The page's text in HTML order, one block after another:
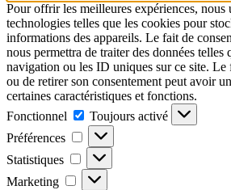
Pour offrir les meilleures expériences, nous
technologies telles que les cookies pour
informations des appareils. Le fait de
nous permettra de traiter des données telles
navigation ou les ID uniques sur ce site. Le
ou de retirer son consentement peut avoir
certaines caractéristiques et fonctions.
Fonctionnel
Fonctionnel
Toujours activé
Préférences
Préférences
Statistiques Statistiques
Marketing Marketing